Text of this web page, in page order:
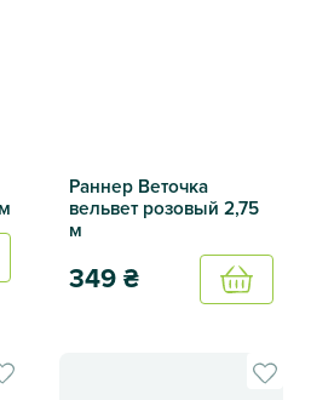
Раннер Веточка
вельвет розовый 2,75
м
349₴
Купить